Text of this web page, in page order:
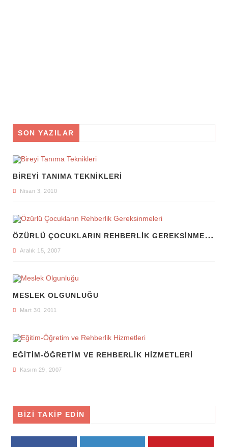
SON YAZILAR
BIREYI TANIMA TEKNIKLERI
Nisan 3, 2010
Ö
ZÜRLÜ ÇOCUKLARIN REHBERLIK GEREKSINMELERI
Aralık 15, 2007
MESLEK OLGUNLUĞU
Mart 30, 2011
EĞITIM-ÖĞRETIM VE REHBERLIK HIZMETLERI
Kasım 29, 2007
BİZİ TAKİP EDİN